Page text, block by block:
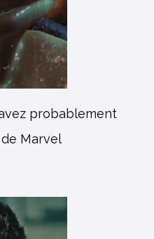
probablement
Marvel